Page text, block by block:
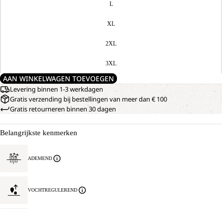
L
XL
2XL
3XL
AAN WINKELWAGEN TOEVOEGEN
Levering binnen 1-3 werkdagen
Gratis verzending bij bestellingen van meer dan € 100
Gratis retourneren binnen 30 dagen
Belangrijkste kenmerken
ADEMEND
VOCHTREGULEREND